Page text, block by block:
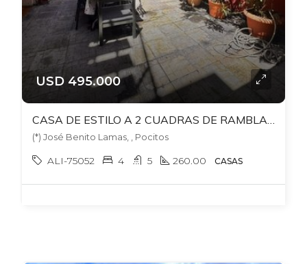
USD 495.000
(*) José Benito Lamas, , Pocitos
ALI-75052 4 5 260.00 CASAS